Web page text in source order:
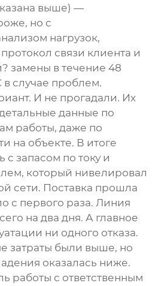
выше) —
но с
нагрузок,
связи клиента и
замены в течение 48
в случае проблем.
И не прогадали. Их
данные по
работы, даже по
на объекте. В итоге
запасом по току и
который нивелировал
сети. Поставка прошла
с первого раза. Линия
на два дня. А главное
ни одного отказа.
затраты были выше, но
оказалась ниже.
работы с ответственным